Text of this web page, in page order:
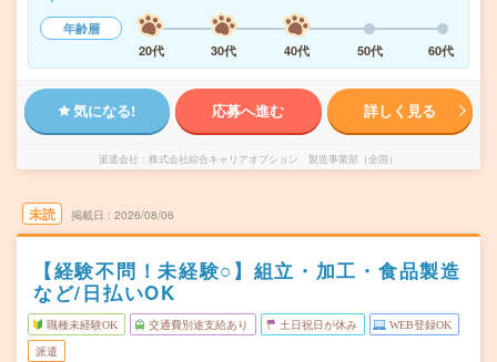
年齢層
20代
30代 40代 50代 60代
気になる! 応募へ進む 詳しく見る
派遣会社 株式会社綜合キャリアオプション 製造事業部（全国）
未読 掲載日 2026/08/06
【経験不問！未経験○】組立・加工・食品製造
など/日払いOK
職種未経験OK 交通費別途支給あり 土日祝日が休み WEB登録OK
派遣